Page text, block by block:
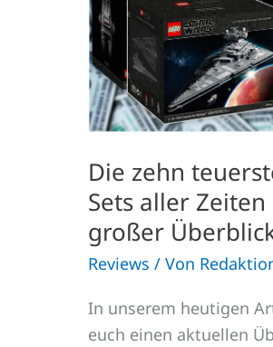
Die zehn
Sets aller Zeiten
großer
Reviews / Von
In unserem heutigen
euch einen aktuellen
Sets
aller
Zeiten
Unser
großer
Überblick
2023